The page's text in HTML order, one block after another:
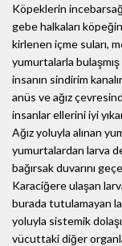
Köpeklerin
gebe halkaları köpeğin
kirlenen içme suları,
yumurtalarla
insanın sindirim
anüs ve ağız
insanlar ellerini iyi
Ağız yoluyla alınan
yumurtalardan larva
bağırsak duvarını
Karaciğere ulaşan
burada tutulamayan
yoluyla sistemik
vücuttaki diğer